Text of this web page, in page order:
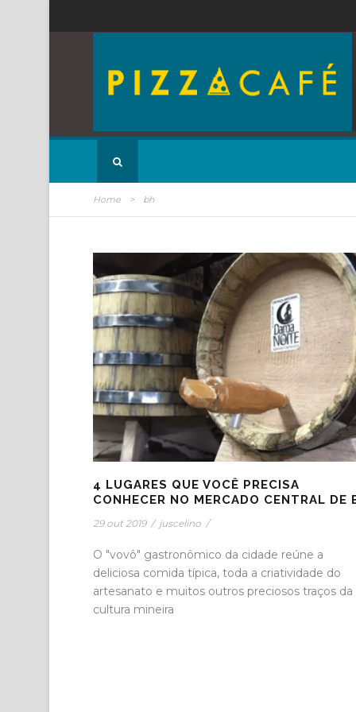
Home > bh
4 LUGARES QUE VOCÊ PRECISA
CONHECER NO MERCADO CENTRAL DE
29 out 2019 / juscelino /
O "vovô" gastronômico da cidade reúne a
deliciosa comida típica, toda a criatividade do
artesanato e muitos outros preciosos traços da
cultura mineira